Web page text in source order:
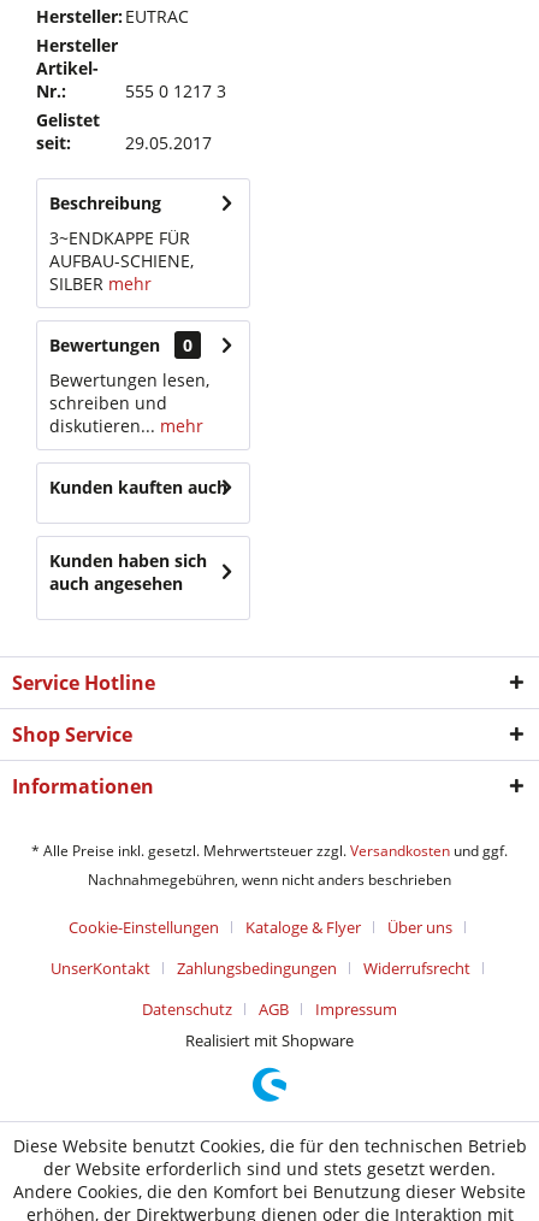
Hersteller:EUTRAC
Hersteller
Artikel-
Nr.:
555 0 1217 3
Gelistet
seit:
29.05.2017
Beschreibung
3~ENDKAPPE FÜR
AUFBAU-SCHIENE,
SILBER mehr
Bewertungen
0
Bewertungen lesen,
schreiben und
diskutieren... mehr
Kunden kauften auch
Kunden haben sich
auch angesehen
Service Hotline
Shop Service
Informationen
* Alle Preise inkl. gesetzl. Mehrwertsteuer zzgl.Versandkosten und ggf.
Nachnahmegebühren, wenn nicht anders beschrieben
Cookie-Einstellungen Kataloge & Flyer
Über uns
UnserKontakt
Zahlungsbedingungen
Widerrufsrecht
Datenschutz
AGB
Impressum
Realisiert mit Shopware
Diese Website benutzt Cookies, die für den technischen Betrieb
der Website erforderlich sind und stets gesetzt werden.
Andere Cookies, die den Komfort bei Benutzung dieser Website
erhöhen, der Direktwerbung dienen oder die Interaktion mit